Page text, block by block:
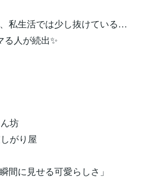
私生活では少し抜けている…
る人が続出✨
坊
がり屋
間に見せる可愛らしさ」